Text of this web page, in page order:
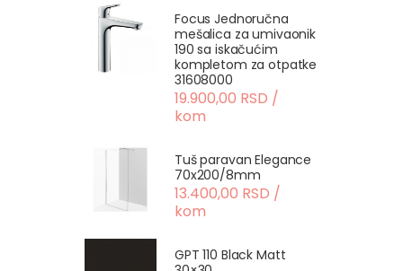
Focus Jednoručna
mešalica za umivaonik
190 sa iskačućim
kompletom za otpatke
31608000
19.900,00 RSD /
kom
Tuš paravan Elegance
70x200/8mm
13.400,00 RSD /
kom
GPT 110 Black Matt